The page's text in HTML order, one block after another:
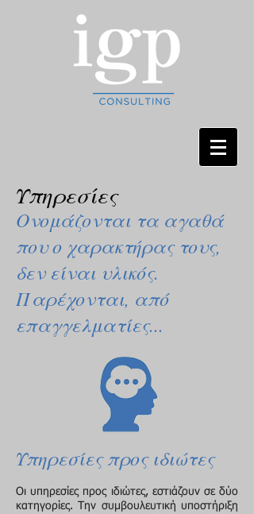
Υπηρεσίες προς ιδιώτες
Οι υπηρεσίες προς ιδιώτες, εστιάζουν σε δύο
κατηγορίες. Την συμβουλευτική υποστήριξη
Υπηρεσίες
Ονομάζονται τα αγαθά
που ο χαρακτήρας τους,
δεν είναι υλικός.
Παρέχονται, από
επαγγελματίες...